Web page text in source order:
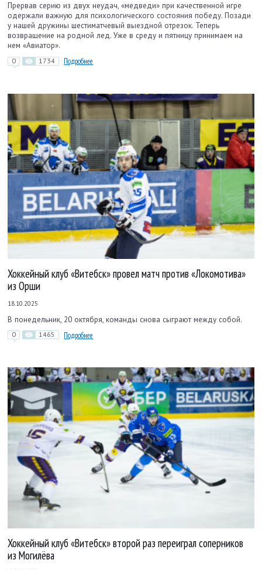
Прервав серию из двух неудач, «медведи» при качественной игре
одержали важную для психологического состояния победу. Позади
у нашей дружины шестиматчевый выездной отрезок. Теперь
возвращение на родной лед. Уже в среду и пятницу принимаем на
нем «Авиатор».
0 1734 Подробнее
Хоккейный клуб «Витебск» провел матч против «Локомотива»
из Орши
18.10.2025
В понедельник, 20 октября, команды снова сыграют между собой.
0 1465 Подробнее
Хоккейный клуб «Витебск» второй раз переиграл соперников
из Могилёва